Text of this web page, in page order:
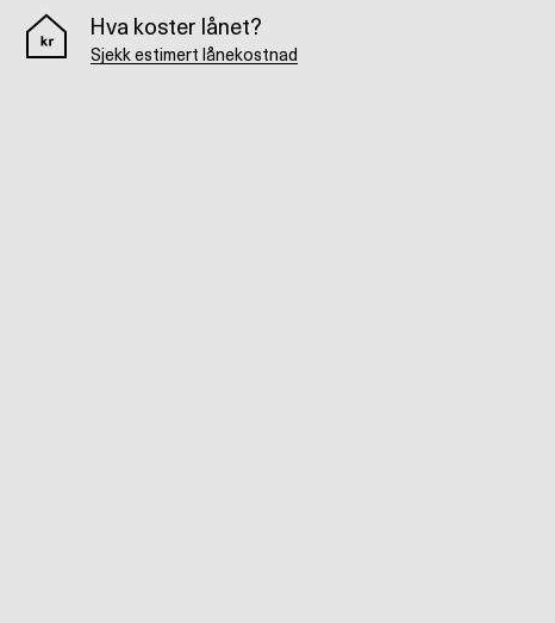
Hva koster lånet?
Sjekk estimert lånekostnad